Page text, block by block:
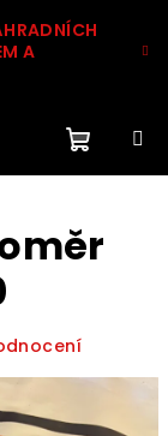
A
Přihlášení
košík